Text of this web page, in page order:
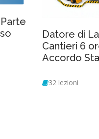
Datore di
Cantieri 6
Accordo
32 lezioni